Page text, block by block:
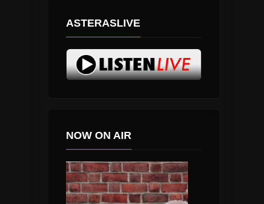
ASTERASLIVE
NOW ON AIR